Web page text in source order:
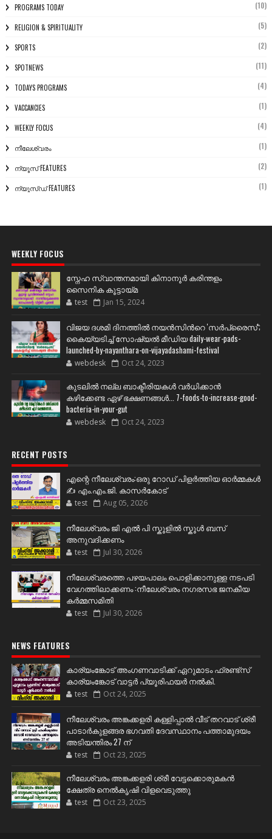
PROGRAMS TODAY (10)
RELIGION & SPIRITUALITY (5)
SPORTS (2)
SPOTNEWS (11)
TODAYS PROGRAMS (4)
VACCANCIES (1)
WEEKLY FOCUS (4)
നീലേശ്വരം (1)
ന്യൂസ് FEATURES (2)
ന്യൂസ്ഡ് FEATURES (1)
WEEKLY FOCUS
സ്നേഹ സ്വാന്തനമായി കിനാനൂർ കരിന്തളം
സൈനിക കൂട്ടായ്മ
test Jan 15, 2024
വിജയ ദശമി ദിനത്തില്‍ നയന്‍സിന്‍റെ 'സര്‍പ്രൈസ്';
കൈയ്യടിച്ച് സോഷ്യല്‍ മീഡിയ daily-wear-pads-
launched-by-nayanthara-on-vijayadashami-festival
webdesk Oct 24, 2023
കുടലിൽ നല്ല ബാക്ടീരിയകൾ വര്‍ധിക്കാന്‍
കഴിക്കേണ്ട ഏഴ് ഭക്ഷണങ്ങള്‍... 7-foods-to-increase-good-
bacteria-in-your-gut
webdesk Oct 24, 2023
RECENT POSTS
എന്റെ നീലേശ്വരം:ഒരു റോഡ് പിളർത്തിയ ഓർമ്മകൾ
✍️ എം.എം.ജി. കാസർകോട്
test Aug 05, 2026
നീലേശ്വരം ജി എൽ പി സ്കൂളിൽ സ്കൂൾ ബസ്
അനുവദിക്കണം
test Jul 30, 2026
നീലേശ്വരത്തെ പഴയപാലം പൊളിക്കാനുള്ള നടപടി
വേഗത്തിലാക്കണം :നീലേശ്വരം നഗരസഭ ജനകീയ
കർമ്മസമിതി
test Jul 30, 2026
NEWS FEATURES
കാര്യംങ്കോട് അംഗണവാടിക്ക് ഏറുമാടം ഫ്രണ്ട്സ്
കാര്യംങ്കോട് വാട്ടർ പ്യൂരിഫയർ നൽകി.
test Oct 24, 2025
നീലേശ്വരം അങ്കക്കളരി കള്ളിപ്പാൽ വീട് തറവാട് ശ്രീ
പാടാർകുളങ്ങര ഭഗവതി ദേവസ്ഥാനം പത്താമുദയം
അടിയന്തിരം 27 ന്
test Oct 23, 2025
നീലേശ്വരം അങ്കക്കളരി ശ്രീ വേട്ടക്കൊരുമകൻ
ക്ഷേത്ര നെൽകൃഷി വിളവെടുത്തു
test Oct 23, 2025